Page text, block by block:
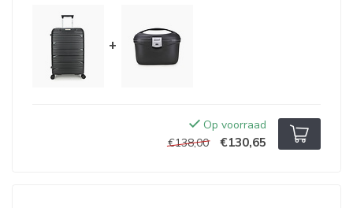
+
Op voorraad
€138,00
€130,65